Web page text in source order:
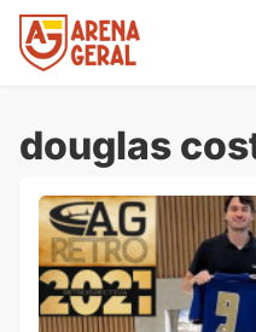
douglas